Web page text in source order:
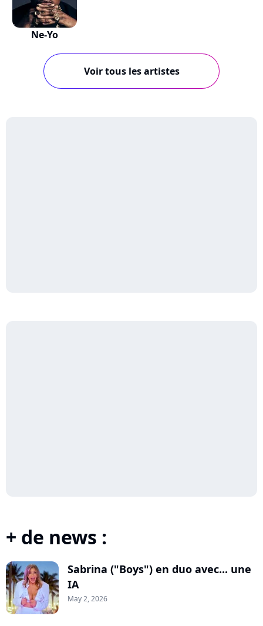
Ne-Yo
Voir tous les artistes
+ de news :
Sabrina ("Boys") en duo avec... une
IA
May 2, 2026